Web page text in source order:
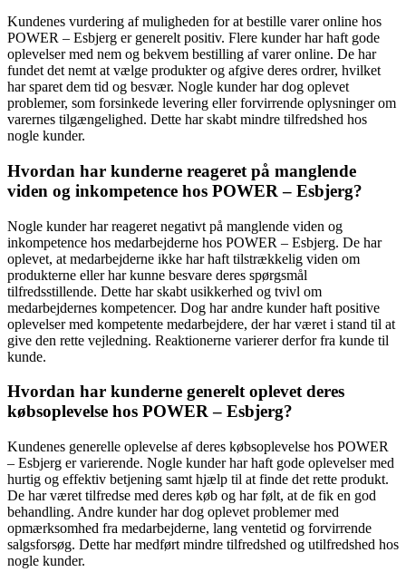
Kundenes vurdering af muligheden for at bestille varer online hos
POWER – Esbjerg er generelt positiv. Flere kunder har haft gode
oplevelser med nem og bekvem bestilling af varer online. De har
fundet det nemt at vælge produkter og afgive deres ordrer, hvilket
har sparet dem tid og besvær. Nogle kunder har dog oplevet
problemer, som forsinkede levering eller forvirrende oplysninger om
varernes tilgængelighed. Dette har skabt mindre tilfredshed hos
nogle kunder.
Hvordan har kunderne reageret på manglende
viden og inkompetence hos POWER – Esbjerg?
Nogle kunder har reageret negativt på manglende viden og
inkompetence hos medarbejderne hos POWER – Esbjerg. De har
oplevet, at medarbejderne ikke har haft tilstrækkelig viden om
produkterne eller har kunne besvare deres spørgsmål
tilfredsstillende. Dette har skabt usikkerhed og tvivl om
medarbejdernes kompetencer. Dog har andre kunder haft positive
oplevelser med kompetente medarbejdere, der har været i stand til at
give den rette vejledning. Reaktionerne varierer derfor fra kunde til
kunde.
Hvordan har kunderne generelt oplevet deres
købsoplevelse hos POWER – Esbjerg?
Kundenes generelle oplevelse af deres købsoplevelse hos POWER
– Esbjerg er varierende. Nogle kunder har haft gode oplevelser med
hurtig og effektiv betjening samt hjælp til at finde det rette produkt.
De har været tilfredse med deres køb og har følt, at de fik en god
behandling. Andre kunder har dog oplevet problemer med
opmærksomhed fra medarbejderne, lang ventetid og forvirrende
salgsforsøg. Dette har medført mindre tilfredshed og utilfredshed hos
nogle kunder.